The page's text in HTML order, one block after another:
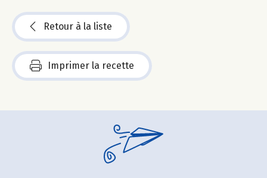
Retour à la liste
Imprimer la recette